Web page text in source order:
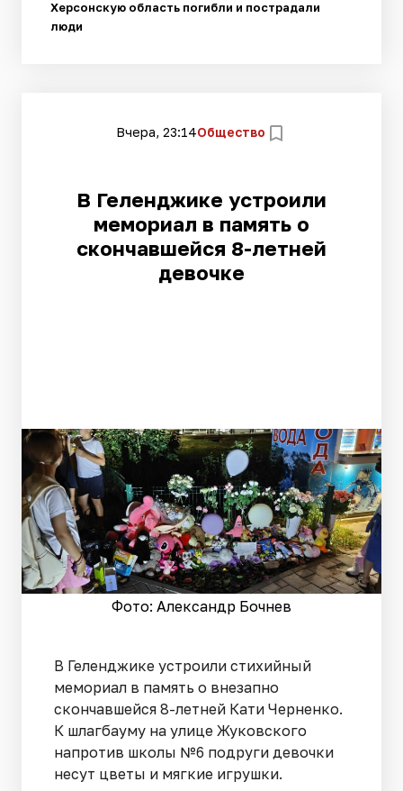
Херсонскую область погибли и пострадали
люди
Вчера, 23:14Общество
В Геленджике устроили
мемориал в память о
скончавшейся 8-летней
девочке
Фото: Александр Бочнев
В Геленджике устроили стихийный
мемориал в память о внезапно
скончавшейся 8-летней Кати Черненко.
К шлагбауму на улице Жуковского
напротив школы №6 подруги девочки
несут цветы и мягкие игрушки.